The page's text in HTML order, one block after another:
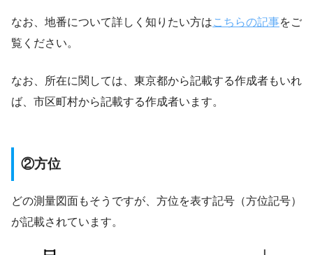
なお、地番について詳しく知りたい方はこちらの記事をご
覧ください。
なお、所在に関しては、東京都から記載する作成者もいれ
ば、市区町村から記載する作成者います。
②方位
どの測量図面もそうですが、方位を表す記号（方位記号）
が記載されています。